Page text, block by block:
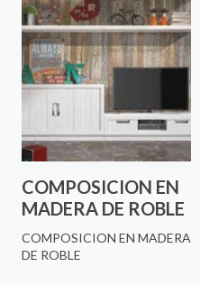
COMPOSICION EN
MADERA DE ROBLE
COMPOSICION EN MADERA
DE ROBLE